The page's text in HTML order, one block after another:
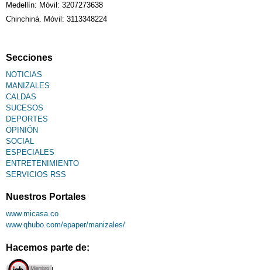
Medellín: Móvil: 3207273638
Chinchiná. Móvil: 3113348224
Secciones
NOTICIAS
MANIZALES
CALDAS
SUCESOS
DEPORTES
OPINIÓN
SOCIAL
ESPECIALES
ENTRETENIMIENTO
SERVICIOS RSS
Nuestros Portales
www.micasa.co
www.qhubo.com/epaper/manizales/
Hacemos parte de: